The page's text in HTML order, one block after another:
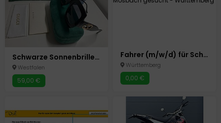
Schwarze Sonnenbrille G
Westfalen
59,00 €
Fahrer (m/w/d) für Schülerbeförderung Minijob in Mosbach gesucht
Württemberg
0,00 €